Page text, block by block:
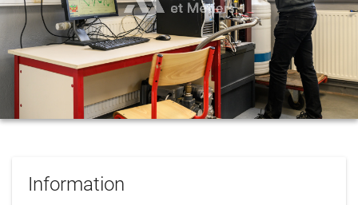
Information